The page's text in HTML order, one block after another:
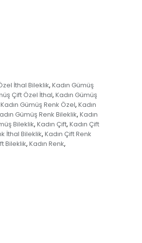
İthal Bileklik, Kadın Gümüş
Çift Özel İthal, Kadın Gümüş
Kadın Gümüş Renk Özel, Kadın
Gümüş Renk Bileklik, Kadın
Bileklik, Kadın Çift, Kadın Çift
İthal Bileklik, Kadın Çift Renk
Bileklik, Kadın Renk,